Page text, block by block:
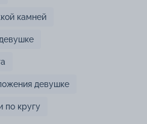
камней
девушке
по кругу